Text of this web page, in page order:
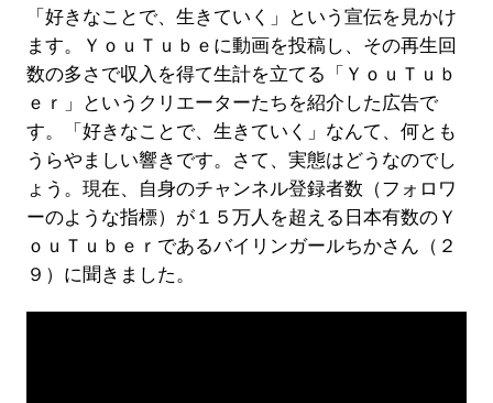
「好きなことで、生きていく」という宣伝を見かけ
ます。ＹｏｕＴｕｂｅに動画を投稿し、その再生回
数の多さで収入を得て生計を立てる「ＹｏｕＴｕｂ
ｅｒ」というクリエーターたちを紹介した広告で
す。「好きなことで、生きていく」なんて、何とも
うらやましい響きです。さて、実態はどうなのでし
ょう。現在、自身のチャンネル登録者数（フォロワ
ーのような指標）が１５万人を超える日本有数のＹ
ｏｕＴｕｂｅｒであるバイリンガールちかさん（２
９）に聞きました。